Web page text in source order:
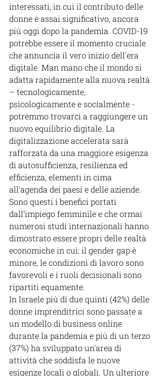
interessati, in cui il contributo delle
donne è assai significativo, ancora
più oggi dopo la pandemia. COVID-19
potrebbe essere il momento cruciale
che annuncia il vero inizio dell'era
digitale. Man mano che il mondo si
adatta rapidamente alla nuova realtà
– tecnologicamente,
psicologicamente e socialmente -
potremmo trovarci a raggiungere un
nuovo equilibrio digitale. La
digitalizzazione accelerata sarà
rafforzata da una maggiore esigenza
di autosufficienza, resilienza ed
efficienza, elementi in cima
all'agenda dei paesi e delle aziende.
Sono questi i benefici portati
dall’impiego femminile e che ormai
numerosi studi internazionali hanno
dimostrato essere propri delle realtà
economiche in cui: il gender gap è
minore, le condizioni di lavoro sono
favorevoli e i ruoli decisionali sono
ripartiti equamente.
In Israele più di due quinti (42%) delle
donne imprenditrici sono passate a
un modello di business online
durante la pandemia e più di un terzo
(37%) ha sviluppato un'area di
attività che soddisfa le nuove
esigenze locali o globali. Un ulteriore